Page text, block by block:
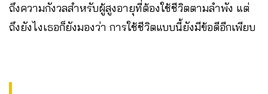
ถึงความกังวลสำหรับผู้สูงอายุที่ต้องใช้ชีวิตตามลำพัง แต่
ถึงยังไงเธอก็ยังมองว่า การใช้ชีวิตแบบนี้ยังมีข้อดีอีกเพียบ